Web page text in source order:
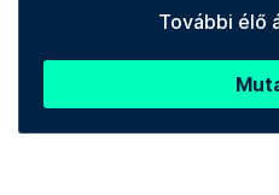
További élő